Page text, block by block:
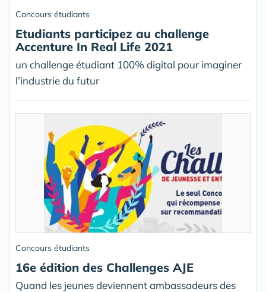
Concours étudiants
Etudiants participez au challenge
Accenture In Real Life 2021
un challenge étudiant 100% digital pour imaginer
l’industrie du futur
Concours étudiants
16e édition des Challenges AJE
Quand les jeunes deviennent ambassadeurs des